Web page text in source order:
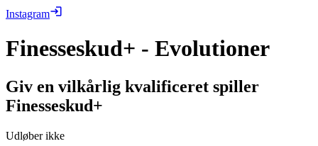
Instagram
Finesseskud+ - Evolutioner
Giv en vilkårlig kvalificeret spiller
Finesseskud+
Udløber ikke